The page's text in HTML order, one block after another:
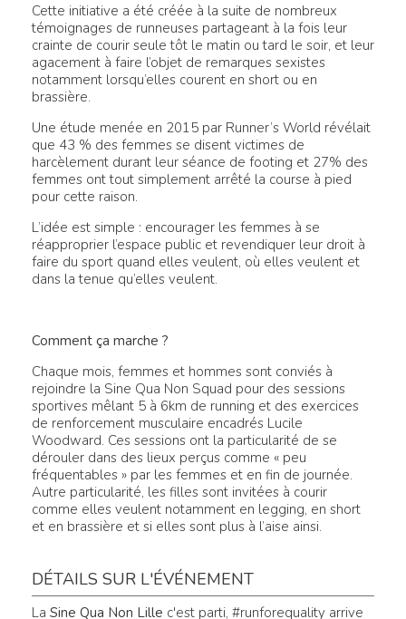
Cette initiative a été créée à la suite de nombreux
témoignages de runneuses partageant à la fois leur
crainte de courir seule tôt le matin ou tard le soir, et leur
agacement à faire l’objet de remarques sexistes
notamment lorsqu’elles courent en short ou en
brassière.
Une étude menée en 2015 par Runner’s World révélait
que 43 % des femmes se disent victimes de
harcèlement durant leur séance de footing et 27% des
femmes ont tout simplement arrêté la course à pied
pour cette raison.
L’idée est simple : encourager les femmes à se
réapproprier l’espace public et revendiquer leur droit à
faire du sport quand elles veulent, où elles veulent et
dans la tenue qu’elles veulent.
Comment ça marche ?
Chaque mois, femmes et hommes sont conviés à
rejoindre la Sine Qua Non Squad pour des sessions
sportives mêlant 5 à 6km de running et des exercices
de renforcement musculaire encadrés Lucile
Woodward. Ces sessions ont la particularité de se
dérouler dans des lieux perçus comme « peu
fréquentables » par les femmes et en fin de journée.
Autre particularité, les filles sont invitées à courir
comme elles veulent notamment en legging, en short
et en brassière et si elles sont plus à l’aise ainsi.
DÉTAILS SUR L'ÉVÉNEMENT
La Sine Qua Non Lille c'est parti, #runforequality arrive